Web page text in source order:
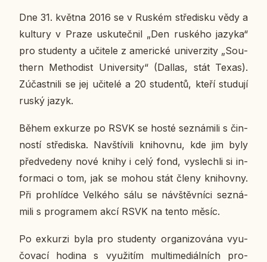
Dne 31. května 2016 se v Ruském stře­dis­ku vědy a
kul­tu­ry v Praze usku­teč­nil „Den rus­ké­ho jazyka“
pro stu­den­ty a uči­te­le z ame­ric­ké uni­ver­zi­ty „Sou­
thern Me­tho­dist Uni­ver­si­ty“ (Dallas, stát Texas).
Zú­čast­ni­li se jej uči­te­lé a 20 stu­den­tů, kteří stu­du­jí
ruský jazyk.
Během ex­kur­ze po RSVK se hosté se­zná­mi­li s čin­
nos­tí stře­dis­ka. Na­vští­vi­li kni­hov­nu, kde jim byly
před­ve­de­ny nové knihy i celý fond, vy­slech­li si in­
for­ma­ci o tom, jak se mohou stát členy knihov­ny.
Při pro­hlíd­ce Vel­ké­ho sálu se ná­vštěv­ní­ci se­zná­
mi­li s pro­gra­mem akcí RSVK na tento měsíc.
Po ex­kur­zi byla pro stu­den­ty or­ga­ni­zo­vá­na vy­u­
čo­va­cí hodina s vy­u­ži­tím mul­ti­me­di­ál­ních pro­